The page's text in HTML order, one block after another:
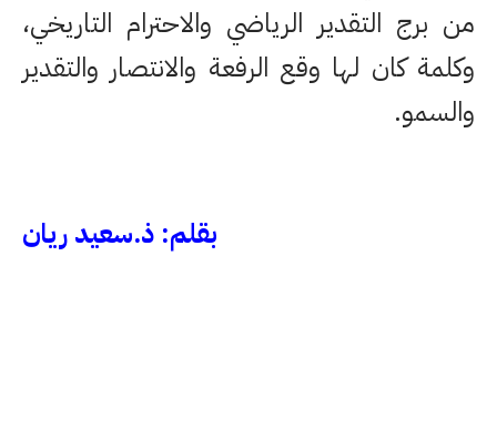
من برج التقدير الرياضي والاحترام التاريخي،
وكلمة كان لها وقع الرفعة والانتصار والتقدير
والسمو.
بقلم: ذ.سعيد ريان